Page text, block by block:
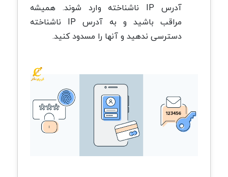
آدرس IP ناشناخته وارد شوند. همیشه
مراقب باشید و به آدرس IP ناشناخته
دسترسی ندهید و آنها را مسدود کنید.